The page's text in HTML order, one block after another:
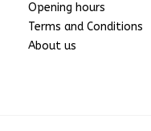
Opening hours
Terms and Conditions
About us